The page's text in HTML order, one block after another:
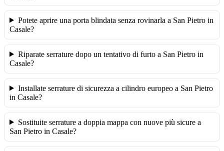
Potete aprire una porta blindata senza rovinarla a San Pietro in
Casale?
Riparate serrature dopo un tentativo di furto a San Pietro in
Casale?
Installate serrature di sicurezza a cilindro europeo a San Pietro
in Casale?
Sostituite serrature a doppia mappa con nuove più sicure a
San Pietro in Casale?